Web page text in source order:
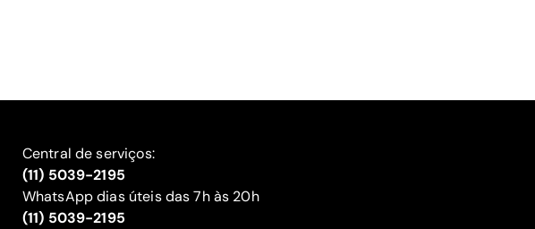
Central de serviços:
(11) 5039-2195
WhatsApp dias úteis das 7h às 20h
(11) 5039-2195